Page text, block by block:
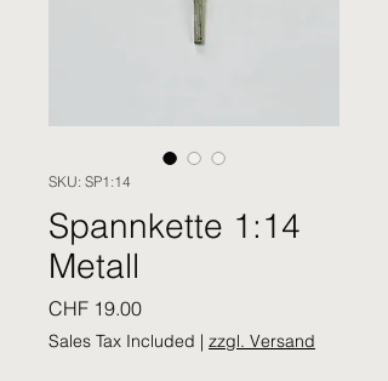
SKU: SP1:14
Spannkette 1:14
Metall
CHF 19.00Price
Sales Tax Included | zzgl. Versand